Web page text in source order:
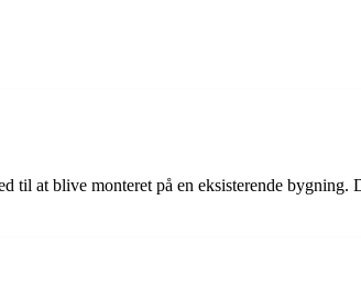
at blive monteret på en eksisterende bygning.